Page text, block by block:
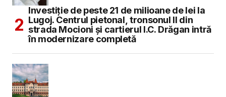
Investiție de peste 21 de milioane de lei la
Lugoj. Centrul pietonal, tronsonul II din
strada Mocioni și cartierul I.C. Drăgan intră
în modernizare completă